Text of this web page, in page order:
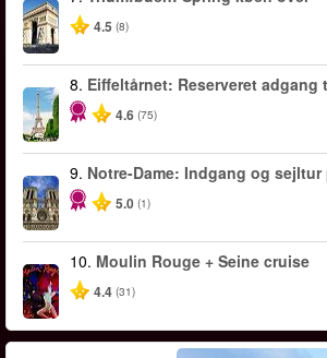
4.5 (8)
8. Eiffeltårnet: Reserveret adgang
4.6 (75)
9. Notre-Dame: Indgang og sejltur
5.0 (1)
10. Moulin Rouge + Seine cruise
4.4 (31)